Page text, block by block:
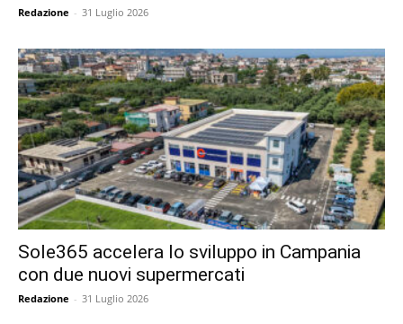
Redazione - 31 Luglio 2026
Sole365 accelera lo sviluppo in Campania
con due nuovi supermercati
Redazione - 31 Luglio 2026